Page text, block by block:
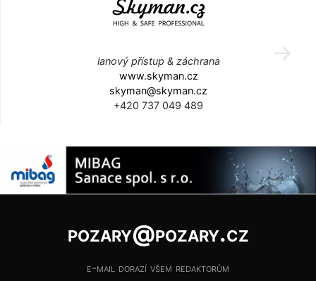
lanový přístup & záchrana
www.skyman.cz
skyman@skyman.cz
+420 737 049 489
pozary@pozary.cz
e-mail dorazí všem redaktorům